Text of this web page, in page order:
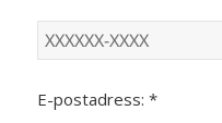
E-postadress: *